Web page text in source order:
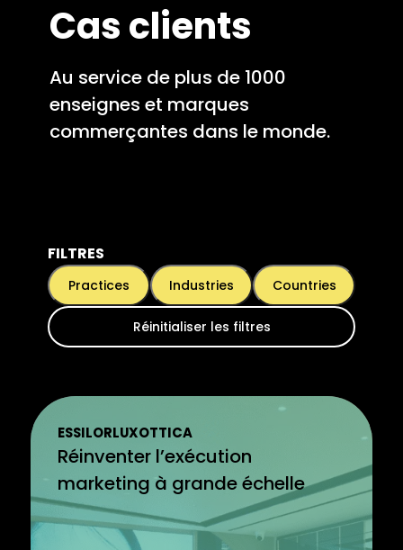
Cas clients
Au service de plus de 1000
enseignes et marques
commerçantes dans le monde.
FILTRES
Practices Industries Countries
Réinitialiser les filtres
ESSILORLUXOTTICA
Réinventer l’exécution
marketing à grande échelle